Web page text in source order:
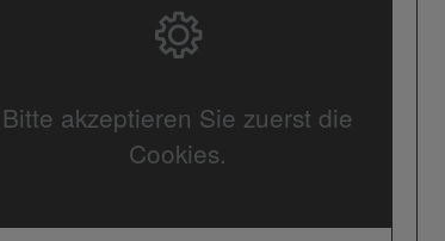
Bitte akzeptieren Sie zuerst die
Cookies.